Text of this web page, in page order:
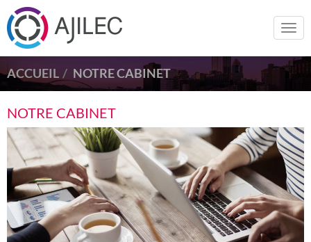
ACCUEIL NOTRE CABINET
NOTRE CABINET